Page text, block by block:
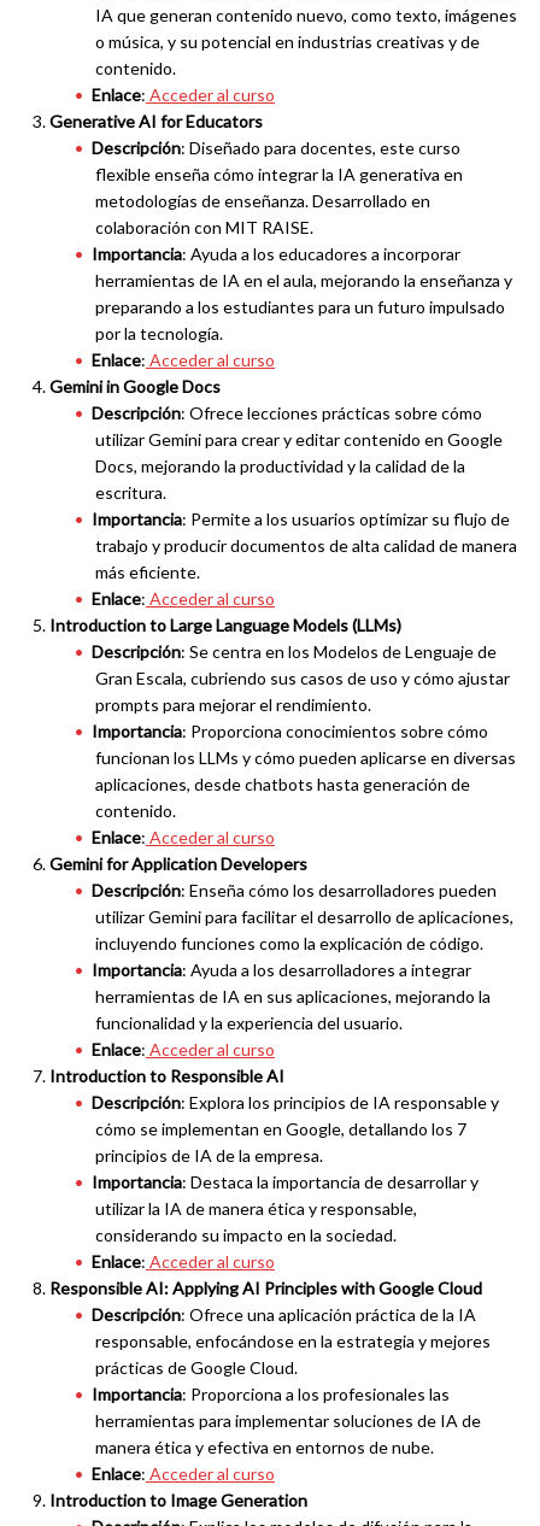
IA que generan contenido nuevo, como texto, imágenes
o música, y su potencial en industrias creativas y de
contenido.
Enlace: Acceder al curso
Generative AI for Educators
Descripción: Diseñado para docentes, este curso
flexible enseña cómo integrar la IA generativa en
metodologías de enseñanza. Desarrollado en
colaboración con MIT RAISE.
Importancia: Ayuda a los educadores a incorporar
herramientas de IA en el aula, mejorando la enseñanza y
preparando a los estudiantes para un futuro impulsado
por la tecnología.
Enlace: Acceder al curso
Gemini in Google Docs
Descripción: Ofrece lecciones prácticas sobre cómo
utilizar Gemini para crear y editar contenido en Google
Docs, mejorando la productividad y la calidad de la
escritura.
Importancia: Permite a los usuarios optimizar su flujo de
trabajo y producir documentos de alta calidad de manera
más eficiente.
Enlace: Acceder al curso
Introduction to Large Language Models (LLMs)
Descripción: Se centra en los Modelos de Lenguaje de
Gran Escala, cubriendo sus casos de uso y cómo ajustar
prompts para mejorar el rendimiento.
Importancia: Proporciona conocimientos sobre cómo
funcionan los LLMs y cómo pueden aplicarse en diversas
aplicaciones, desde chatbots hasta generación de
contenido.
Enlace: Acceder al curso
Gemini for Application Developers
Descripción: Enseña cómo los desarrolladores pueden
utilizar Gemini para facilitar el desarrollo de aplicaciones,
incluyendo funciones como la explicación de código.
Importancia: Ayuda a los desarrolladores a integrar
herramientas de IA en sus aplicaciones, mejorando la
funcionalidad y la experiencia del usuario.
Enlace: Acceder al curso
Introduction to Responsible AI
Descripción: Explora los principios de IA responsable y
cómo se implementan en Google, detallando los 7
principios de IA de la empresa.
Importancia: Destaca la importancia de desarrollar y
utilizar la IA de manera ética y responsable,
considerando su impacto en la sociedad.
Enlace: Acceder al curso
Responsible AI: Applying AI Principles with Google Cloud
Descripción: Ofrece una aplicación práctica de la IA
responsable, enfocándose en la estrategia y mejores
prácticas de Google Cloud.
Importancia: Proporciona a los profesionales las
herramientas para implementar soluciones de IA de
manera ética y efectiva en entornos de nube.
Enlace: Acceder al curso
Introduction to Image Generation